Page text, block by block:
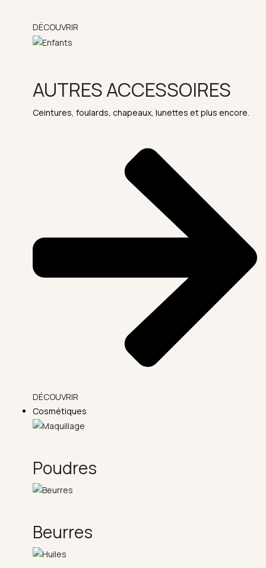
DÉCOUVRIR
AUTRES ACCESSOIRES
Ceintures, foulards, chapeaux, lunettes et plus encore.
DÉCOUVRIR
Cosmétiques
Poudres
Beurres